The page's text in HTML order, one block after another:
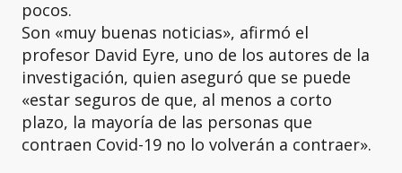
pocos.
Son «muy buenas noticias», afirmó el
profesor David Eyre, uno de los autores de la
investigación, quien aseguró que se puede
«estar seguros de que, al menos a corto
plazo, la mayoría de las personas que
contraen Covid-19 no lo volverán a contraer».